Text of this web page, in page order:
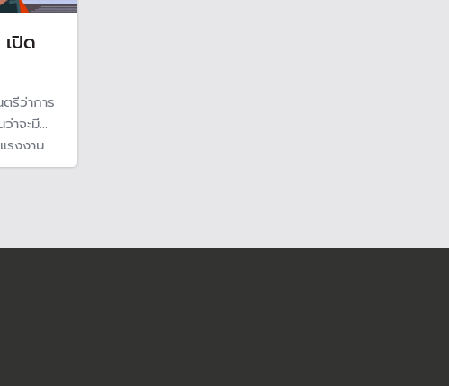
ปิด
รีว่าการ
รงงาน